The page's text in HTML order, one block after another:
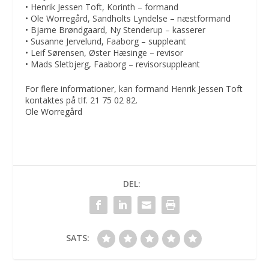
• Henrik Jessen Toft, Korinth – formand
• Ole Worregård, Sandholts Lyndelse – næstformand
• Bjarne Brøndgaard, Ny Stenderup – kasserer
• Susanne Jervelund, Faaborg – suppleant
• Leif Sørensen, Øster Hæsinge – revisor
• Mads Sletbjerg, Faaborg – revisorsuppleant
For flere informationer, kan formand Henrik Jessen Toft
kontaktes på tlf. 21 75 02 82.
Ole Worregård
DEL:
SATS: